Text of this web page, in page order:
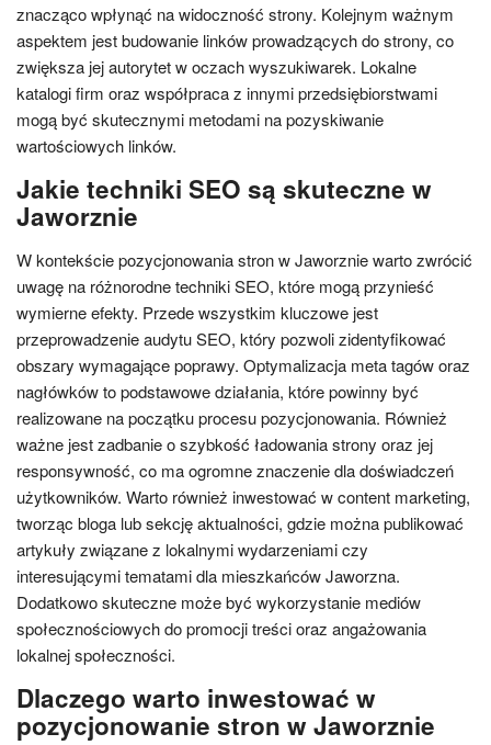
znacząco wpłynąć na widoczność strony. Kolejnym ważnym
aspektem jest budowanie linków prowadzących do strony, co
zwiększa jej autorytet w oczach wyszukiwarek. Lokalne
katalogi firm oraz współpraca z innymi przedsiębiorstwami
mogą być skutecznymi metodami na pozyskiwanie
wartościowych linków.
Jakie techniki SEO są skuteczne w
Jaworznie
W kontekście pozycjonowania stron w Jaworznie warto zwrócić
uwagę na różnorodne techniki SEO, które mogą przynieść
wymierne efekty. Przede wszystkim kluczowe jest
przeprowadzenie audytu SEO, który pozwoli zidentyfikować
obszary wymagające poprawy. Optymalizacja meta tagów oraz
nagłówków to podstawowe działania, które powinny być
realizowane na początku procesu pozycjonowania. Również
ważne jest zadbanie o szybkość ładowania strony oraz jej
responsywność, co ma ogromne znaczenie dla doświadczeń
użytkowników. Warto również inwestować w content marketing,
tworząc bloga lub sekcję aktualności, gdzie można publikować
artykuły związane z lokalnymi wydarzeniami czy
interesującymi tematami dla mieszkańców Jaworzna.
Dodatkowo skuteczne może być wykorzystanie mediów
społecznościowych do promocji treści oraz angażowania
lokalnej społeczności.
Dlaczego warto inwestować w
pozycjonowanie stron w Jaworznie